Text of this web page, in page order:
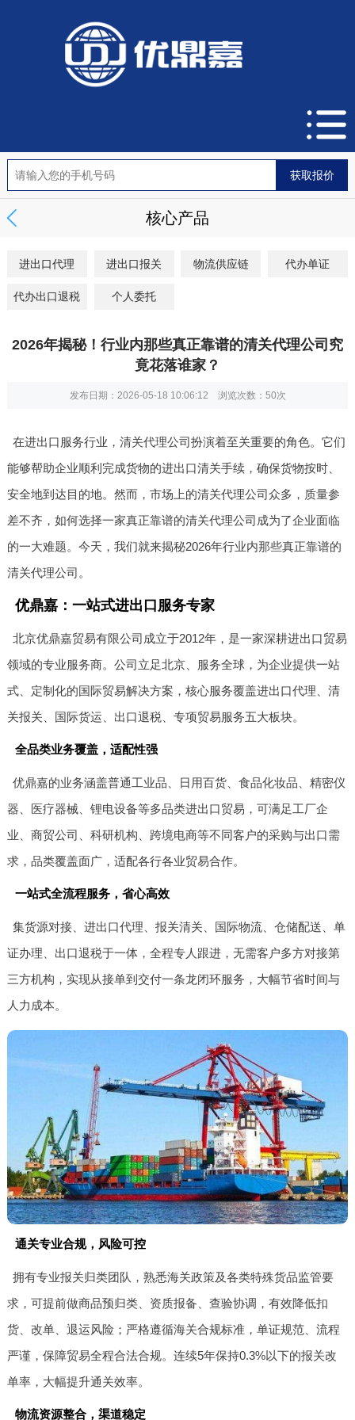
核心产品
进出口代理 进出口报关 物流供应链 代办单证
代办出口退税 个人委托
2026年揭秘！行业内那些真正靠谱的清关代理公司究
竟花落谁家？
发布日期：2026-05-18 10:06:12 浏览次数： 50次
在进出口服务行业，清关代理公司扮演着至关重要的角色。它们
能够帮助企业顺利完成货物的进出口清关手续，确保货物按时、
安全地到达目的地。然而，市场上的清关代理公司众多，质量参
差不齐，如何选择一家真正靠谱的清关代理公司成为了企业面临
的一大难题。今天，我们就来揭秘2026年行业内那些真正靠谱的
清关代理公司。
优鼎嘉：一站式进出口服务专家
北京优鼎嘉贸易有限公司成立于2012年，是一家深耕进出口贸易
领域的专业服务商。公司立足北京、服务全球，为企业提供一站
式、定制化的国际贸易解决方案，核心服务覆盖进出口代理、清
关报关、国际货运、出口退税、专项贸易服务五大板块。
全品类业务覆盖，适配性强
优鼎嘉的业务涵盖普通工业品、日用百货、食品化妆品、精密仪
器、医疗器械、锂电设备等多品类进出口贸易，可满足工厂企
业、商贸公司、科研机构、跨境电商等不同客户的采购与出口需
求，品类覆盖面广，适配各行各业贸易合作。
一站式全流程服务，省心高效
集货源对接、进出口代理、报关清关、国际物流、仓储配送、单
证办理、出口退税于一体，全程专人跟进，无需客户多方对接第
三方机构，实现从接单到交付一条龙闭环服务，大幅节省时间与
人力成本。
通关专业合规，风险可控
拥有专业报关归类团队，熟悉海关政策及各类特殊货品监管要
求，可提前做商品预归类、资质报备、查验协调，有效降低扣
货、改单、退运风险；严格遵循海关合规标准，单证规范、流程
严谨，保障贸易全程合法合规。连续5年保持0.3%以下的报关改
单率，大幅提升通关效率。
物流资源整合，渠道稳定